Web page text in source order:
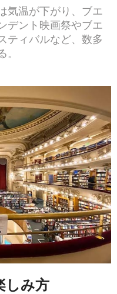
気温が下がり、ブエ
デント映画祭やブエ
ティバルなど、数多
しみ方